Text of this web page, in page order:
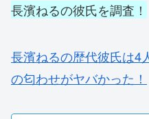
長濱ねるの彼氏を調査！
長濱ねるの歴代彼氏は4
の匂わせがヤバかった！